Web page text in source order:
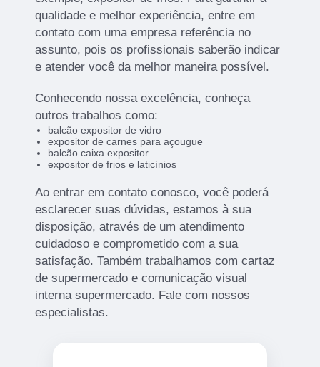
qualidade e melhor experiência, entre em
contato com uma empresa referência no
assunto, pois os profissionais saberão indicar
e atender você da melhor maneira possível.
Conhecendo nossa excelência, conheça
outros trabalhos como:
balcão expositor de vidro
expositor de carnes para açougue
balcão caixa expositor
expositor de frios e laticínios
Ao entrar em contato conosco, você poderá
esclarecer suas dúvidas, estamos à sua
disposição, através de um atendimento
cuidadoso e comprometido com a sua
satisfação. Também trabalhamos com cartaz
de supermercado e comunicação visual
interna supermercado. Fale com nossos
especialistas.